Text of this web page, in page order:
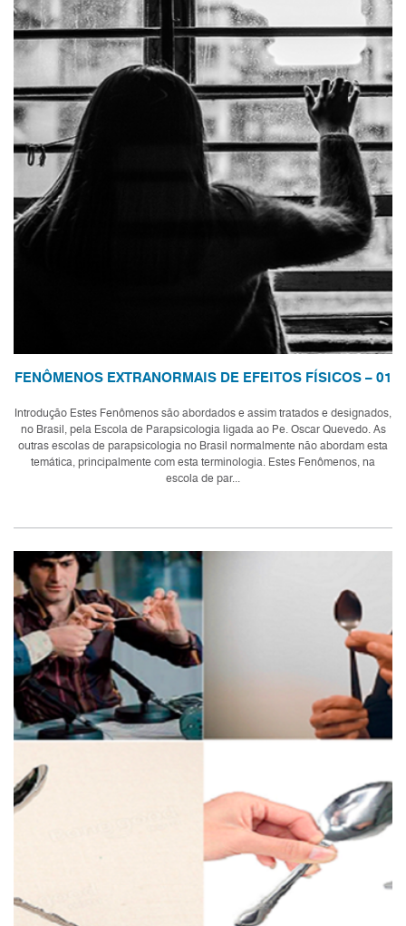
FENÔMENOS EXTRANORMAIS DE EFEITOS FÍSICOS – 01
Introdução Estes Fenômenos são abordados e assim tratados e designados,
no Brasil, pela Escola de Parapsicologia ligada ao Pe. Oscar Quevedo. As
outras escolas de parapsicologia no Brasil normalmente não abordam esta
temática, principalmente com esta terminologia. Estes Fenômenos, na
escola de par...